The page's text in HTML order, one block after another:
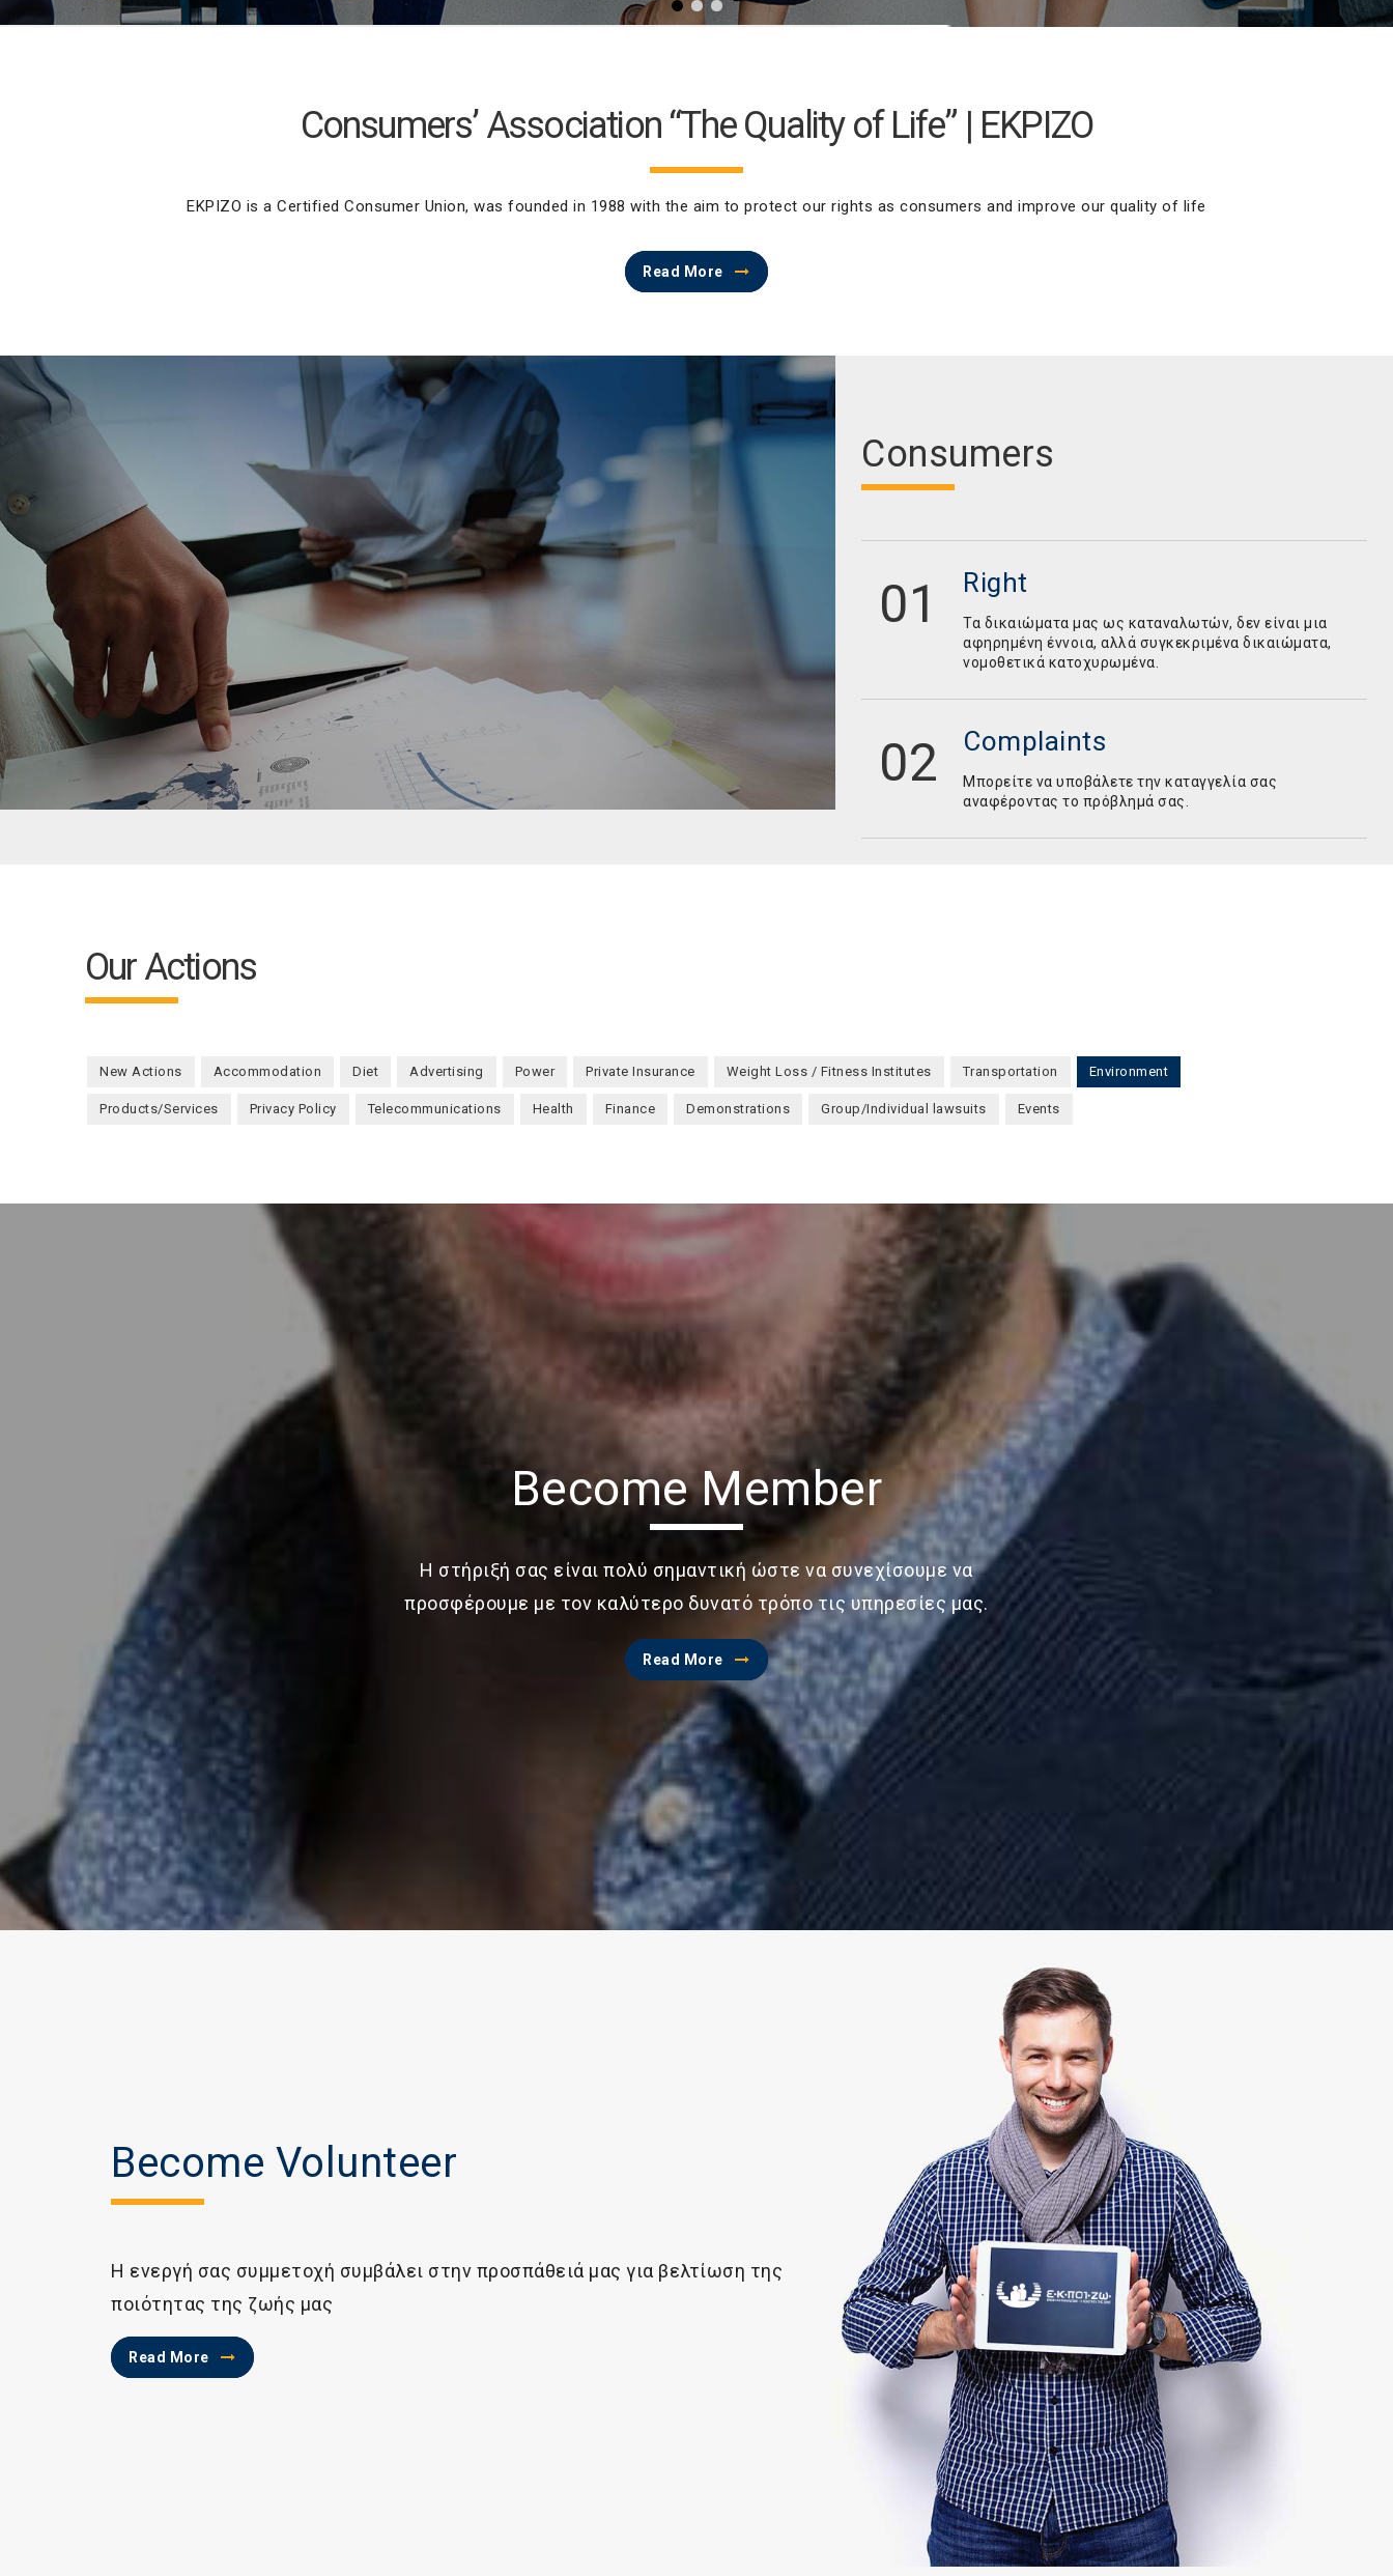
Consumers’ Association “The Quality of Life” | EKPIZO
EKPIZO is a Certified Consumer Union, was founded in 1988 with the aim to protect our rights as consumers and improve our quality of life
Read More
Consumers
Right
Τα δικαιώματα μας ως καταναλωτών, δεν είναι μια
αφηρημένη έννοια, αλλά συγκεκριμένα δικαιώματα,
νομοθετικά κατοχυρωμένα.
Complaints
Mπορείτε να υποβάλετε την καταγγελία σας
αναφέροντας το πρόβλημά σας.
Our Actions
New Actions Accommodation Diet Advertising Power Private Insurance Weight Loss / Fitness Institutes Transportation Environment
Products/Services Privacy Policy Telecommunications Health Finance Demonstrations Group/Individual lawsuits Events
Become Member
Η στήριξή σας είναι πολύ σημαντική ώστε να συνεχίσουμε να
προσφέρουμε με τον καλύτερο δυνατό τρόπο τις υπηρεσίες μας.
Read More
Become Volunteer
Η ενεργή σας συμμετοχή συμβάλει στην προσπάθειά μας για βελτίωση της
ποιότητας της ζωής μας
Read More